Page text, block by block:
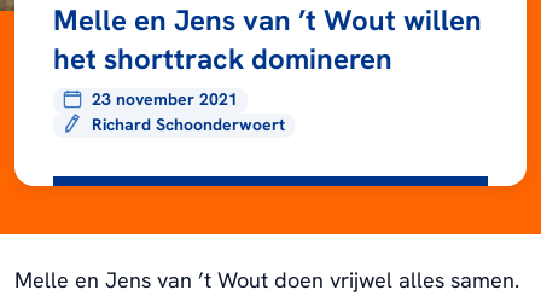
Melle en Jens van ’t Wout willen
het shorttrack domineren
23 november 2021
Richard Schoonderwoert
Melle en Jens van ’t Wout doen vrijwel alles samen.